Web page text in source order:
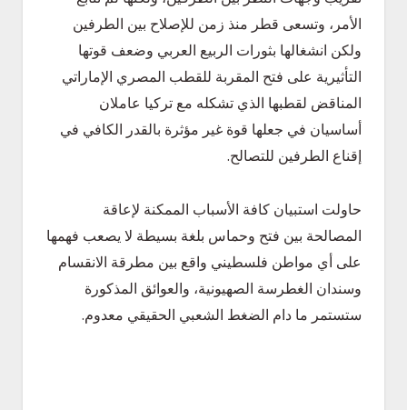
الأمر، وتسعى قطر منذ زمن للإصلاح بين الطرفين
ولكن انشغالها بثورات الربيع العربي وضعف قوتها
التأثيرية على فتح المقربة للقطب المصري الإماراتي
المناقض لقطبها الذي تشكله مع تركيا عاملان
أساسيان في جعلها قوة غير مؤثرة بالقدر الكافي في
إقناع الطرفين للتصالح.
حاولت استبيان كافة الأسباب الممكنة لإعاقة
المصالحة بين فتح وحماس بلغة بسيطة لا يصعب فهمها
على أي مواطن فلسطيني واقع بين مطرقة الانقسام
وسندان الغطرسة الصهيونية، والعوائق المذكورة
ستستمر ما دام الضغط الشعبي الحقيقي معدوم.